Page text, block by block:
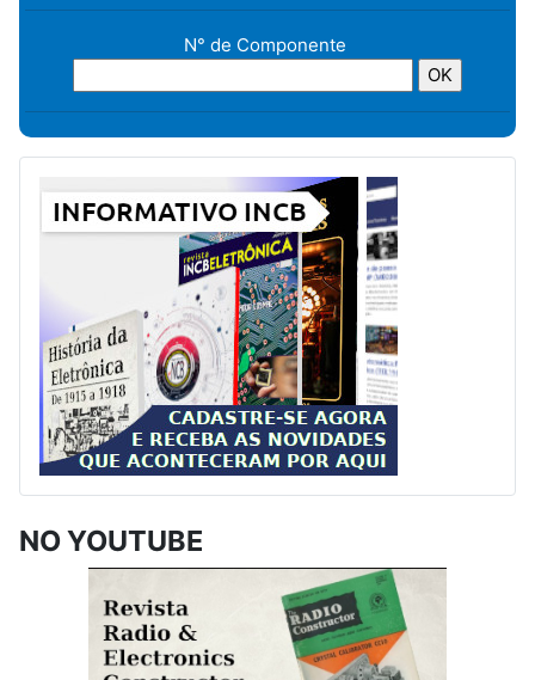
N° de Componente
NO YOUTUBE